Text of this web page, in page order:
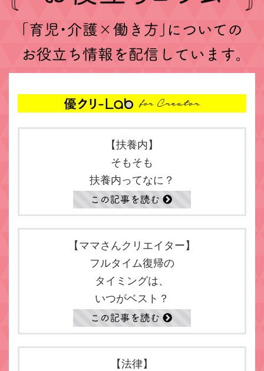
【扶養内】
そもそも
扶養内ってなに？
【ママさんクリエイター】
フルタイム復帰の
タイミングは、
いつがベスト？
【法律】